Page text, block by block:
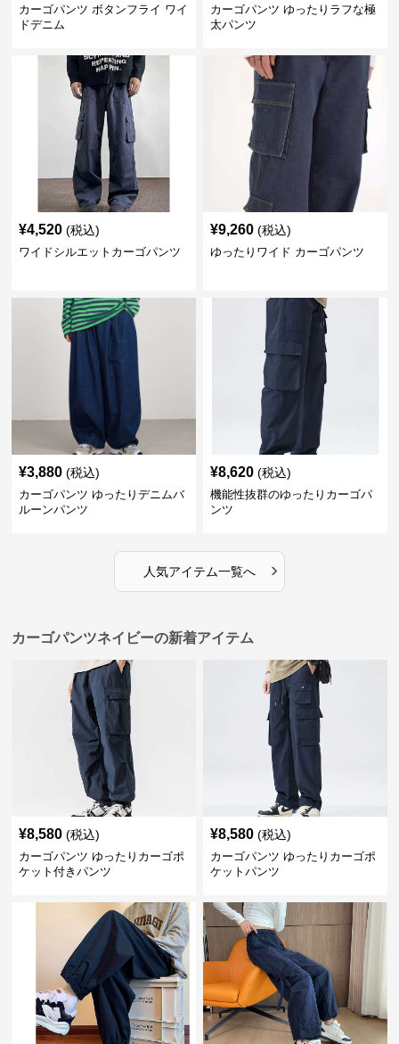
カーゴパンツ ボタンフライ ワイ
ドデニム
カーゴパンツ ゆったりラフな極
太パンツ
¥4,520 (税込)
ワイドシルエットカーゴパンツ
¥9,260 (税込)
ゆったりワイド カーゴパンツ
¥3,880 (税込)
カーゴパンツ ゆったりデニムバ
ルーンパンツ
¥8,620 (税込)
機能性抜群のゆったりカーゴパ
ンツ
人気アイテム一覧へ ›
カーゴパンツネイビーの新着アイテム
¥8,580 (税込)
カーゴパンツ ゆったりカーゴポ
ケット付きパンツ
¥8,580 (税込)
カーゴパンツ ゆったりカーゴポ
ケットパンツ